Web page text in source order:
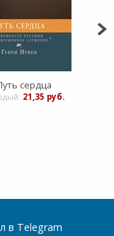
сердца
21,35 руб.
в Telegram